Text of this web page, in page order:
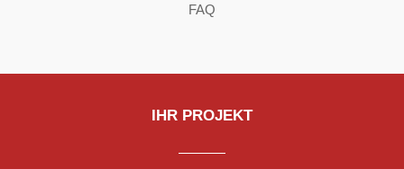
FAQ
IHR PROJEKT